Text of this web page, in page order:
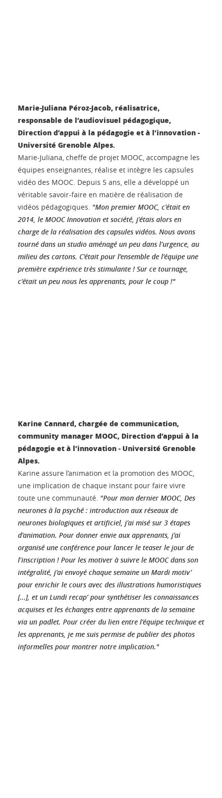
Marie-Juliana Péroz-Jacob, réalisatrice,
responsable de l’audiovisuel pédagogique,
Direction d’appui à la pédagogie et à l’innovation -
Université Grenoble Alpes.
Marie-Juliana, cheffe de projet MOOC, accompagne les
équipes enseignantes, réalise et intègre les capsules
vidéo des MOOC. Depuis 5 ans, elle a développé un
véritable savoir-faire en matière de réalisation de
vidéos pédagogiques. "Mon premier MOOC, c’était en
2014, le MOOC Innovation et société, j’étais alors en
charge de la réalisation des capsules vidéos. Nous avons
tourné dans un studio aménagé un peu dans l’urgence, au
milieu des cartons. C’était pour l’ensemble de l’équipe une
première expérience très stimulante ! Sur ce tournage,
c’était un peu nous les apprenants, pour le coup !"
Karine Cannard, chargée de communication,
community manager MOOC, Direction d’appui à la
pédagogie et à l’innovation - Université Grenoble
Alpes.
Karine assure l’animation et la promotion des MOOC,
une implication de chaque instant pour faire vivre
toute une communauté. "Pour mon dernier MOOC, Des
neurones à la psyché : introduction aux réseaux de
neurones biologiques et artificiel, j’ai misé sur 3 étapes
d’animation. Pour donner envie aux apprenants, j’ai
organisé une conférence pour lancer le teaser le jour de
l’inscription ! Pour les motiver à suivre le MOOC dans son
intégralité, j’ai envoyé chaque semaine un Mardi motiv’
pour enrichir le cours avec des illustrations humoristiques
[...], et un Lundi recap’ pour synthétiser les connaissances
acquises et les échanges entre apprenants de la semaine
via un padlet. Pour créer du lien entre l’équipe technique et
les apprenants, je me suis permise de publier des photos
informelles pour montrer notre implication."